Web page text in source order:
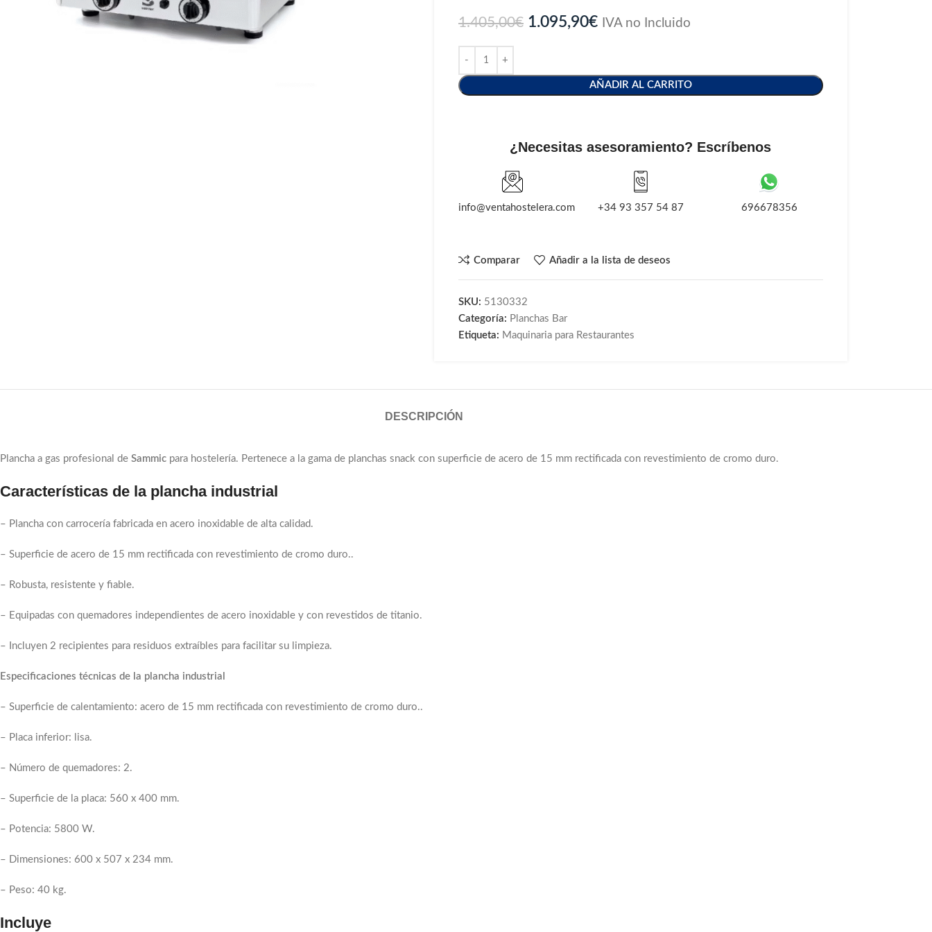
1.405,00€ 1.095,90€ IVA no Incluido
AÑADIR AL CARRITO
¿Necesitas asesoramiento? Escríbenos
info@ventahostelera.com +34 93 357 54 87 696678356
Comparar Añadir a la lista de deseos
SKU: 5130332
Categoría: Planchas Bar
Etiqueta: Maquinaria para Restaurantes
DESCRIPCIÓN
Plancha a gas profesional de Sammic para hostelería. Pertenece a la gama de planchas snack con superficie de acero de 15 mm rectificada con revestimiento de cromo duro.
Características de la plancha industrial
– Plancha con carrocería fabricada en acero inoxidable de alta calidad.
– Superficie de acero de 15 mm rectificada con revestimiento de cromo duro..
– Robusta, resistente y fiable.
– Equipadas con quemadores independientes de acero inoxidable y con revestidos de titanio.
– Incluyen 2 recipientes para residuos extraíbles para facilitar su limpieza.
Especificaciones técnicas de la plancha industrial
– Superficie de calentamiento: acero de 15 mm rectificada con revestimiento de cromo duro..
– Placa inferior: lisa.
– Número de quemadores: 2.
– Superficie de la placa: 560 x 400 mm.
– Potencia: 5800 W.
– Dimensiones: 600 x 507 x 234 mm.
– Peso: 40 kg.
Incluye